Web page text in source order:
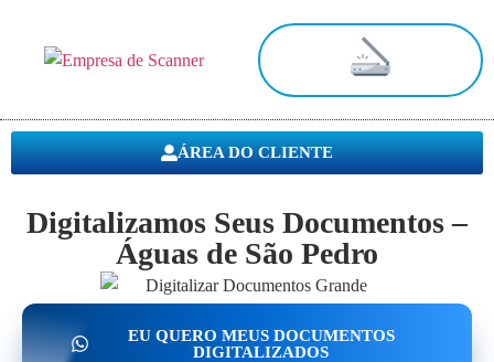
ÁREA DO CLIENTE
Digitalizamos Seus Documentos –
Águas de São Pedro
EU QUERO MEUS DOCUMENTOS
DIGITALIZADOS